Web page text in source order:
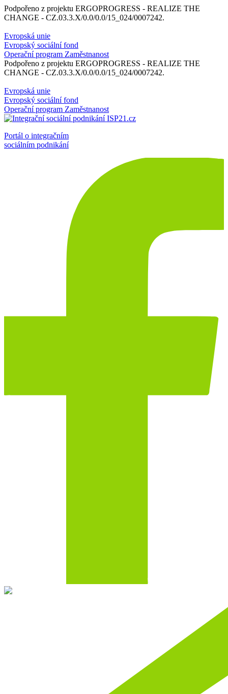
Podpořeno z projektu ERGOPROGRESS - REALIZE THE
CHANGE - CZ.03.3.X/0.0/0.0/15_024/0007242.
Evropská unie
Evropský sociální fond
Operační program Zaměstnanost
Podpořeno z projektu ERGOPROGRESS - REALIZE THE
CHANGE - CZ.03.3.X/0.0/0.0/15_024/0007242.
Evropská unie
Evropský sociální fond
Operační program Zaměstnanost
Portál o integračním
sociálním podnikání